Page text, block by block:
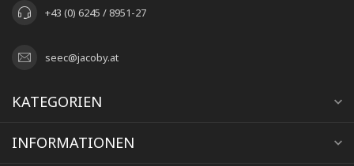
+43 (0) 6245 / 8951-27
seec@jacoby.at
KATEGORIEN
INFORMATIONEN